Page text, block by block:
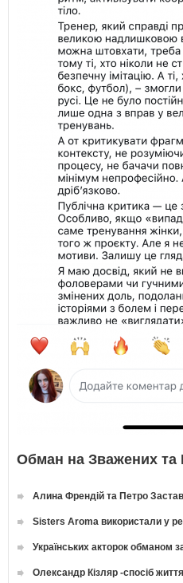
Обман на Зважених
Алина Френдій та Петро
Sisters Aroma використали у
Українських акторок
Олександр Кізляр -спосіб